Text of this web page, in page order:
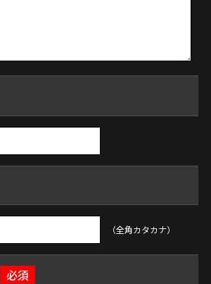
（全角カタカナ）
必須